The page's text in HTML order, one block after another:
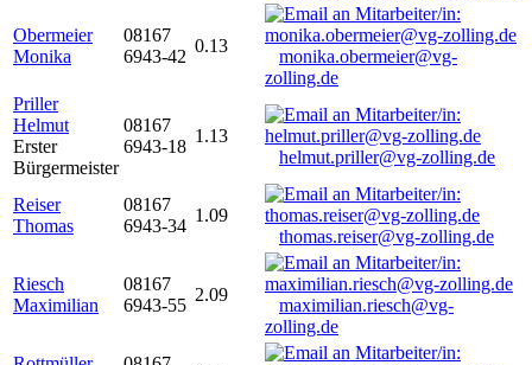
Obermeier
Monika
08167
6943-42
0.13
monika.obermeier@vg-
zolling.de
Priller
Helmut
Erster
Bürgermeister
08167
6943-18
1.13
helmut.priller@vg-zolling.de
Reiser
Thomas
08167
6943-34
1.09
thomas.reiser@vg-zolling.de
Riesch
Maximilian
08167
6943-55
2.09
maximilian.riesch@vg-
zolling.de